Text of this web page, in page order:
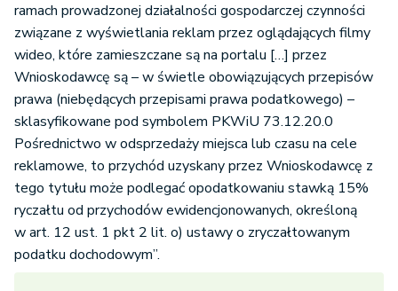
ramach prowadzonej działalności gospodarczej czynności
związane z wyświetlania reklam przez oglądających filmy
wideo, które zamieszczane są na portalu […] przez
Wnioskodawcę są – w świetle obowiązujących przepisów
prawa (niebędących przepisami prawa podatkowego) –
sklasyfikowane pod symbolem PKWiU 73.12.20.0
Pośrednictwo w odsprzedaży miejsca lub czasu na cele
reklamowe, to przychód uzyskany przez Wnioskodawcę z
tego tytułu może podlegać opodatkowaniu stawką 15%
ryczałtu od przychodów ewidencjonowanych, określoną
w art. 12 ust. 1 pkt 2 lit. o) ustawy o zryczałtowanym
podatku dochodowym”.